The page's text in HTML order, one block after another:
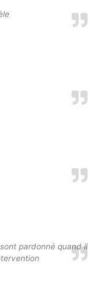
pardonné quand il